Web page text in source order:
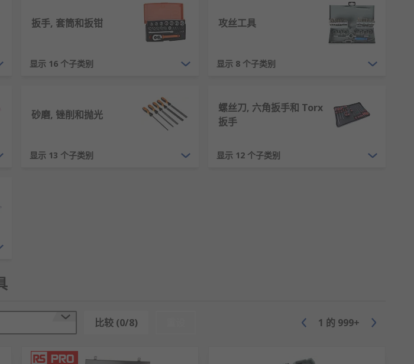
会导致工具生锈。 防止这种情况发生的一个简单、优秀的解决方案就是控制工
为什么？确保找到合适的工具存储方案， 因为这将激励您对工具进行妥善收
锈和损坏的可能性。RS 欧时 提供来自 Stanley、 Wera、
师提供支持， 向 160 多个国家/地区的客户配送工具， 他们知道可以信赖我们
扳手, 套筒和扳钳
显示 16 个子类别
攻丝工具
显示 8 个子类别
砂磨, 锉削和抛光
显示 13 个子类别
螺丝刀, 六角扳手和 Torx
扳手
显示 12 个子类别
比较 (0/8) 1 的 999+